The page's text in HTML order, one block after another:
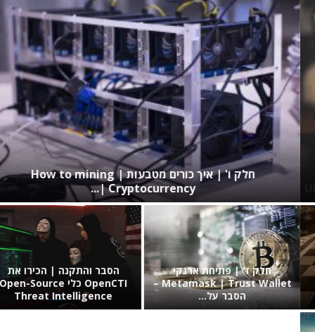
חלק ו' | איך כורים מטבעות | How to mining
Cryptocurrency |...
חלק ז' | פתיחת ארנקי
Metamask | Trust Wallet –
הסבר על...
הסבר והתקנה | הכירו את
OpenCTI כלי Open-Source
Threat Intelligence